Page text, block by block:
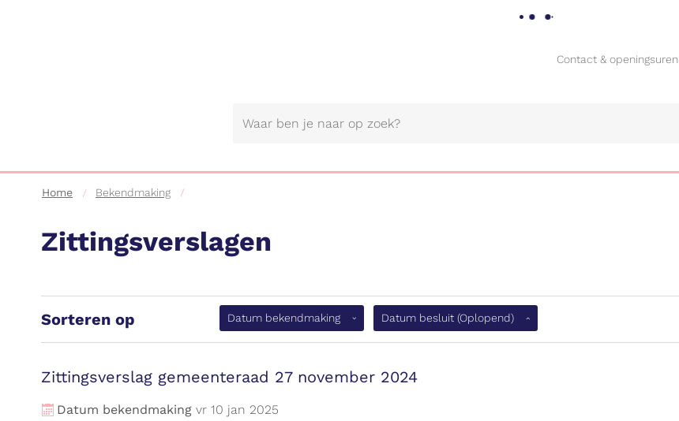
Naar
Contact & openingsuren
Home Bekendmaking
Zittingsverslagen
Sorteren op Datum bekendmaking(aflopend)Datum besluit (Oplopend)
Zittingsverslag gemeenteraad 27 november 2024
Datum bekendmaking vr 10 jan 2025